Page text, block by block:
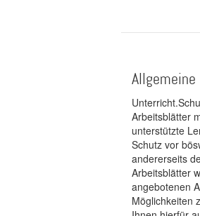
Arbeitsblätter
unterstützte
Schutz vor
andererseits
Arbeitsblätter
angebotenen
Möglichkeiten